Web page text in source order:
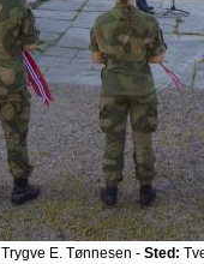
Trygve E. Tønnesen -Sted: